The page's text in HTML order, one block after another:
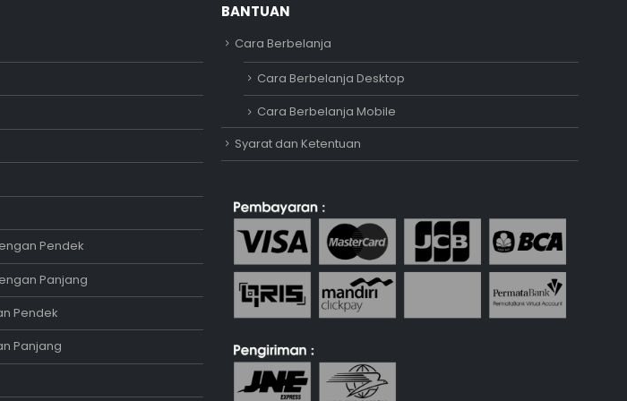
Pendek
Panjang
Pendek
Panjang
BANTUAN
Cara Berbelanja
Cara Berbelanja Desktop
Cara Berbelanja Mobile
Syarat dan Ketentuan
Adipati
Online